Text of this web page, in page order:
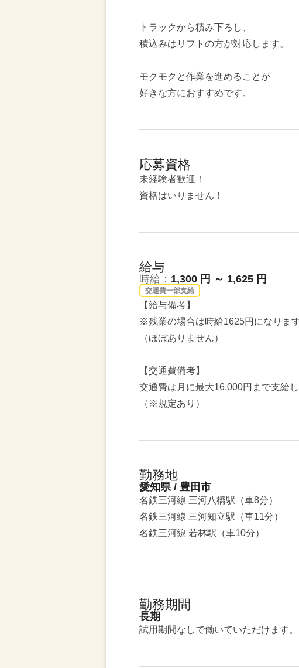
トラックから積み下ろし、
積込みはリフトの方が対応します。
モクモクと作業を進めることが
好きな方におすすめです。
応募資格
未経験者歓迎！
資格はいりません！
給与
時給： 1,300 円 ～ 1,625 円
交通費一部支給
【給与備考】
※残業の場合は時給1625円になりま
（ほぼありません）
【交通費備考】
交通費は月に最大16,000円まで支給し
（※規定あり）
勤務地
愛知県 / 豊田市
名鉄三河線 三河八橋駅（車8分）
名鉄三河線 三河知立駅（車11分）
名鉄三河線 若林駅（車10分）
勤務期間
長期
試用期間なしで働いていただけます。